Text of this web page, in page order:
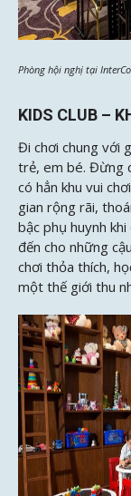
Phòng hội nghị tại
KIDS CLUB –
Đi chơi chung với
trẻ, em bé. Đừng
có hẳn khu vui
gian rộng rãi,
bậc phụ huynh
đến cho những
chơi thỏa thích,
một thế giới thu